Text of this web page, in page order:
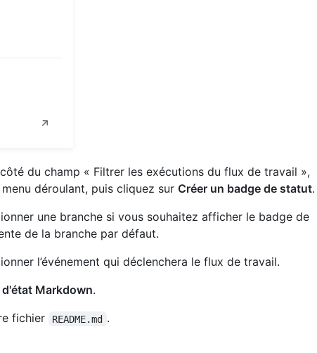
du champ « Filtrer les exécutions du flux de travail »,
déroulant, puis cliquez sur Créer un badge de statut.
une branche si vous souhaitez afficher le badge de
de la branche par défaut.
l’événement qui déclenchera le flux de travail.
Markdown.
fichier
README.md .